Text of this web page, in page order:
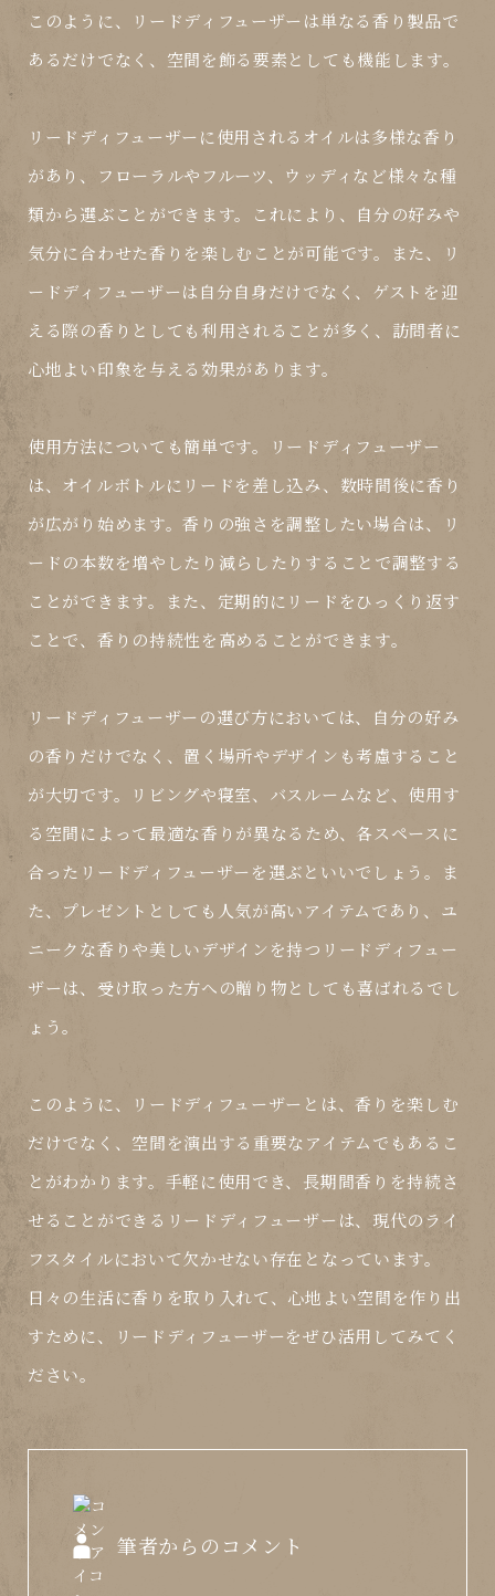
このように、リードディフューザーは単なる香り製品で
あるだけでなく、空間を飾る要素としても機能します。
リードディフューザーに使用されるオイルは多様な香り
があり、フローラルやフルーツ、ウッディなど様々な種
類から選ぶことができます。これにより、自分の好みや
気分に合わせた香りを楽しむことが可能です。また、リ
ードディフューザーは自分自身だけでなく、ゲストを迎
える際の香りとしても利用されることが多く、訪問者に
心地よい印象を与える効果があります。
使用方法についても簡単です。リードディフューザー
は、オイルボトルにリードを差し込み、数時間後に香り
が広がり始めます。香りの強さを調整したい場合は、リ
ードの本数を増やしたり減らしたりすることで調整する
ことができます。また、定期的にリードをひっくり返す
ことで、香りの持続性を高めることができます。
リードディフューザーの選び方においては、自分の好み
の香りだけでなく、置く場所やデザインも考慮すること
が大切です。リビングや寝室、バスルームなど、使用す
る空間によって最適な香りが異なるため、各スペースに
合ったリードディフューザーを選ぶといいでしょう。ま
た、プレゼントとしても人気が高いアイテムであり、ユ
ニークな香りや美しいデザインを持つリードディフュー
ザーは、受け取った方への贈り物としても喜ばれるでし
ょう。
このように、リードディフューザーとは、香りを楽しむ
だけでなく、空間を演出する重要なアイテムでもあるこ
とがわかります。手軽に使用でき、長期間香りを持続さ
せることができるリードディフューザーは、現代のライ
フスタイルにおいて欠かせない存在となっています。
日々の生活に香りを取り入れて、心地よい空間を作り出
すために、リードディフューザーをぜひ活用してみてく
ださい。
筆者からのコメント